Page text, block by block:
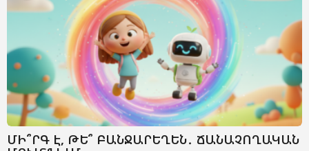
ՄԻ՞ՐԳ Է, ԹԵ՞ ԲԱՆՋԱՐԵՂԵՆ․ ՃԱՆԱՉՈՂԱԿԱՆ